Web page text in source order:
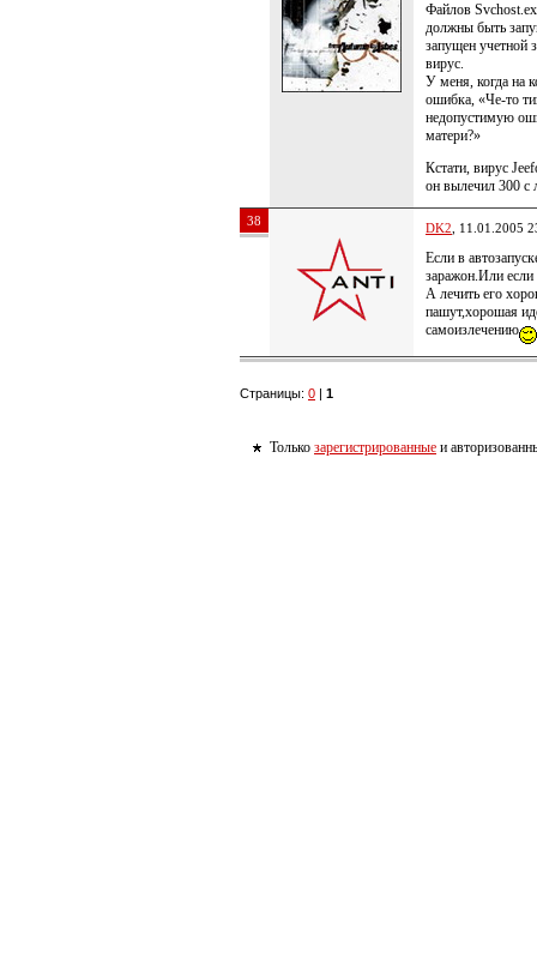
Файлов
должны быть
запущен учетной
вирус.
У меня, когда на
ошибка, «Че-то
недопустимую
матери?»
Кстати, вирус
он вылечил 300 с
38 DK2 , 11.01.2005
Если в
заражон.Или если
А лечить его
пашут,хорошая
самоизлечению
Страницы: 0 | 1
Только зарегистрированные и